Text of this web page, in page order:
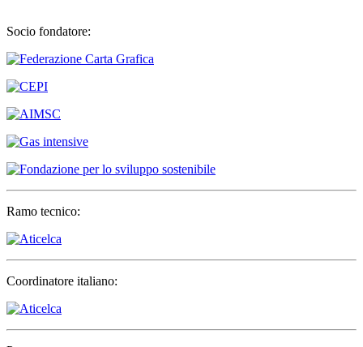
Socio fondatore:
Ramo tecnico:
Coordinatore italiano: